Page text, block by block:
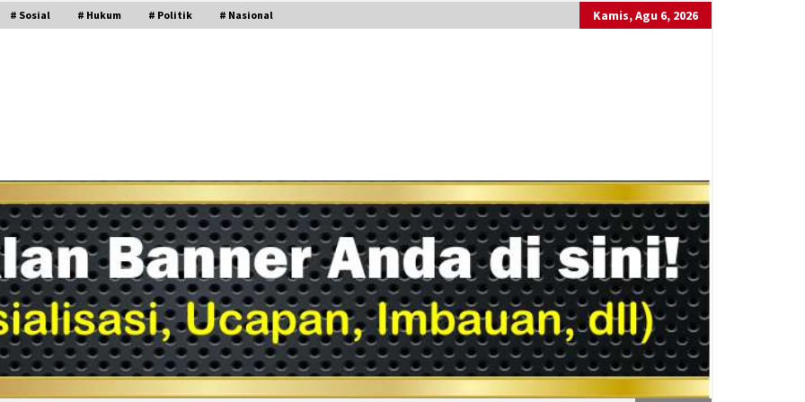
# Sosial # Hukum # Politik # Nasional Kamis, Agu 6, 2026